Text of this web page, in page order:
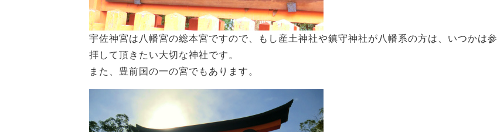
宇佐神宮は八幡宮の総本宮ですので、もし産土神社や鎮守神社が八幡系の方は、いつかは参
拝して頂きたい大切な神社です。
また、豊前国の一の宮でもあります。